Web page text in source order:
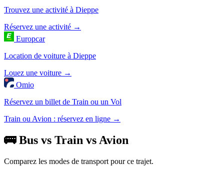
Trouvez une activité à Dieppe
Réservez une activité →
Europcar
Location de voiture à Dieppe
Louez une voiture →
Omio
Réservez un billet de Train ou un Vol
Train ou Avion : réservez en ligne →
🚌 Bus vs Train vs Avion
Comparez les modes de transport pour ce trajet.